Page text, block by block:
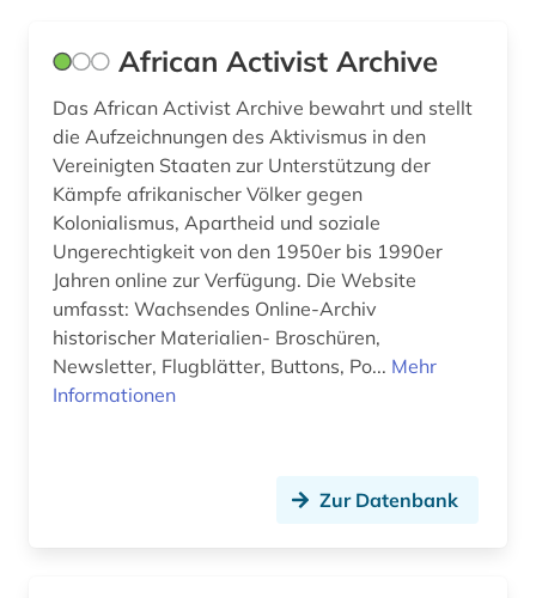
afro-amerikanische frauen (1)
afro-amerikanische geschichte (1)
afroamerikaner (2)
agder (1)
agrargeschichte (1)
agrarkultur (1)
Europa (83)
Finnland (42)
Frankreich (64)
GUS (5)
Gibraltar (1)
Griechenland (4)
African Activist Archive
Das African Activist Archive bewahrt und stellt
die Aufzeichnungen des Aktivismus in den
Vereinigten Staaten zur Unterstützung der
Kämpfe afrikanischer Völker gegen
Kolonialismus, Apartheid und soziale
Ungerechtigkeit von den 1950er bis 1990er
Jahren online zur Verfügung. Die Website
umfasst: Wachsendes Online-Archiv
historischer Materialien- Broschüren,
Newsletter, Flugblätter, Buttons, Po... Mehr
Informationen
Zur Datenbank